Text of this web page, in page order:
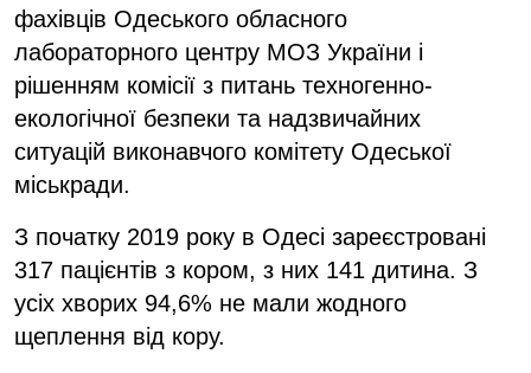
фахівців Одеського обласного
лабораторного центру МОЗ України і
рішенням комісії з питань техногенно-
екологічної безпеки та надзвичайних
ситуацій виконавчого комітету Одеської
міськради.
З початку 2019 року в Одесі зареєстровані
317 пацієнтів з кором, з них 141 дитина. З
усіх хворих 94,6% не мали жодного
щеплення від кору.